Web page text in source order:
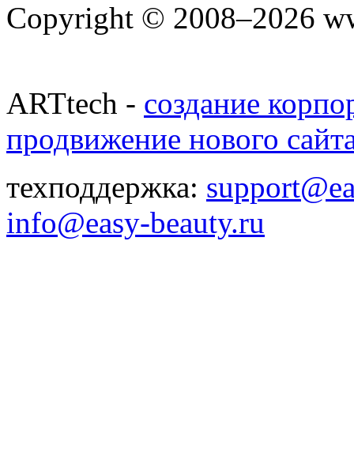
Copyright © 2008–2026
ARTtech - создание
продвижение нового
техподдержка:
info@easy-beauty.ru